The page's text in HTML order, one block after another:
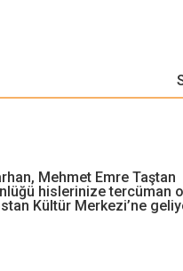
Mehmet Emre Taştan
hislerinize tercüman
Kültür Merkezi’ne